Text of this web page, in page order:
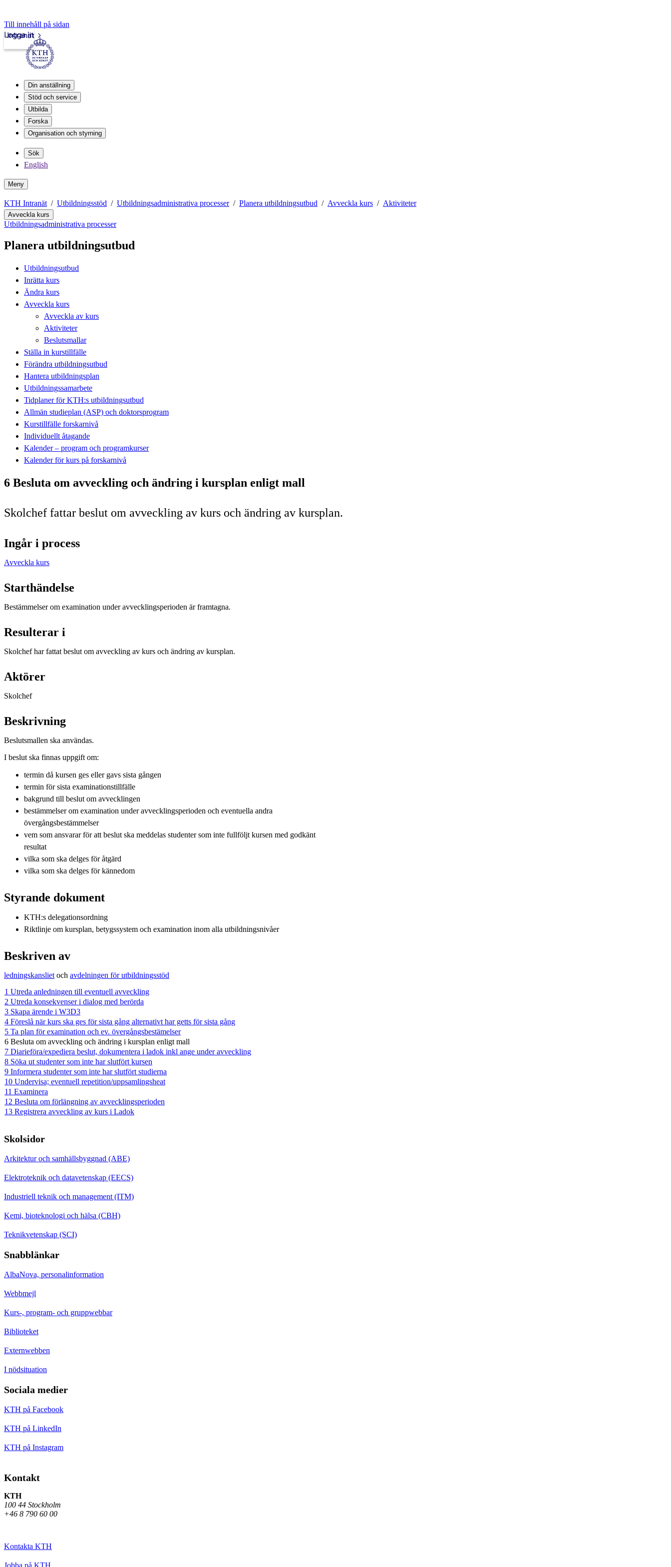
Till innehåll på sidan
Intranät
Logga in
Din anställning
Stöd och service
Utbilda
Forska
Organisation och styrning
Sök
English
Meny
KTH Intranät Utbildningsstöd Utbildningsadministrativa processer Planera utbildningsutbud Avveckla kurs Aktiviteter
Avveckla kurs
Utbildningsadministrativa processer
Planera utbildningsutbud
Utbildningsutbud
Inrätta kurs
Ändra kurs
Avveckla kurs
Avveckla av kurs
Aktiviteter
Beslutsmallar
Ställa in kurstillfälle
Förändra utbildningsutbud
Hantera utbildningsplan
Utbildningssamarbete
Tidplaner för KTH:s utbildningsutbud
Allmän studieplan (ASP) och doktorsprogram
Kurstillfälle forskarnivå
Individuellt åtagande
Kalender – program och programkurser
Kalender för kurs på forskarnivå
6 Besluta om avveckling och ändring i kursplan enligt mall
Skolchef fattar beslut om avveckling av kurs och ändring av kursplan.
Ingår i process
Avveckla kurs
Starthändelse
Bestämmelser om examination under avvecklingsperioden är framtagna.
Resulterar i
Skolchef har fattat beslut om avveckling av kurs och ändring av kursplan.
Aktörer
Skolchef
Beskrivning
Beslutsmallen ska användas.
I beslut ska finnas uppgift om:
termin då kursen ges eller gavs sista gången
termin för sista examinationstillfälle
bakgrund till beslut om avvecklingen
bestämmelser om examination under avvecklingsperioden och eventuella andra
övergångsbestämmelser
vem som ansvarar för att beslut ska meddelas studenter som inte fullföljt kursen med godkänt
resultat
vilka som ska delges för åtgärd
vilka som ska delges för kännedom
Styrande dokument
KTH:s delegationsordning
Riktlinje om kursplan, betygssystem och examination inom alla utbildningsnivåer
Beskriven av
ledningskansliet och avdelningen för utbildningsstöd
1 Utreda anledningen till eventuell avveckling
2 Utreda konsekvenser i dialog med berörda
3 Skapa ärende i W3D3
4 Föreslå när kurs ska ges för sista gång alternativt har getts för sista gång
5 Ta plan för examination och ev. övergångsbestämelser
6 Besluta om avveckling och ändring i kursplan enligt mall
7 Diarieföra/expediera beslut, dokumentera i ladok inkl ange under avveckling
8 Söka ut studenter som inte har slutfört kursen
9 Informera studenter som inte har slutfört studierna
10 Undervisa; eventuell repetition/uppsamlingsheat
11 Examinera
12 Besluta om förlängning av avvecklingsperioden
13 Registrera avveckling av kurs i Ladok
Skolsidor
Arkitektur och samhällsbyggnad (ABE)
Elektroteknik och datavetenskap (EECS)
Industriell teknik och management (ITM)
Kemi, bioteknologi och hälsa (CBH)
Teknikvetenskap (SCI)
Snabblänkar
AlbaNova, personalinformation
Webbmejl
Kurs-, program- och gruppwebbar
Biblioteket
Externwebben
I nödsituation
Sociala medier
KTH på Facebook
KTH på LinkedIn
KTH på Instagram
Kontakt
KTH
100 44 Stockholm
+46 8 790 60 00
Kontakta KTH
Jobba på KTH